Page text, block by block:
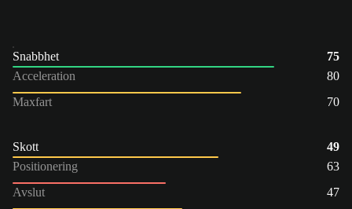
Snabbhet
75
Acceleration
80
Maxfart
70
Skott
49
Positionering
63
Avslut
47